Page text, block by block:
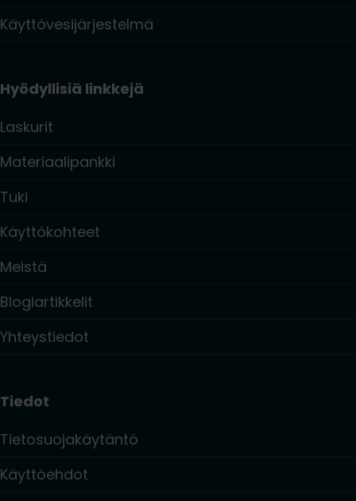
Käyttövesijärjestelmä
Hyödyllisiä linkkejä
Laskurit
Materiaalipankki
Tuki
Käyttökohteet
Meistä
Blogiartikkelit
Yhteystiedot
Tiedot
Tietosuojakäytäntö
Käyttöehdot